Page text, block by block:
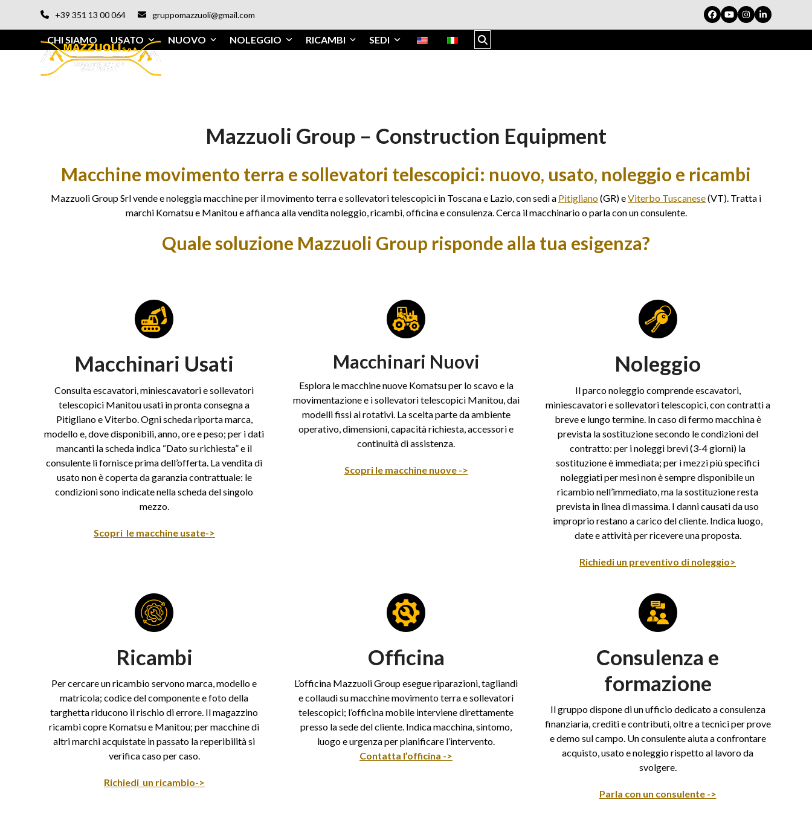
+39 351 13 00 064 gruppomazzuoli@gmail.com Facebook
YouTubeInstagram
LinkedIn
CHI SIAMO USATO NUOVO NOLEGGIO RICAMBI SEDI
Mazzuoli Group – Construction Equipment
Macchine movimento terra e sollevatori telescopici: nuovo, usato, noleggio e ricambi
Mazzuoli Group Srl vende e noleggia macchine per il movimento terra e sollevatori telescopici in Toscana e Lazio, con sedi a Pitigliano(GR) eViterbo Tuscanese(VT). Tratta i
marchi Komatsu e Manitou e affianca alla vendita noleggio, ricambi, officina e consulenza. Cerca il macchinario o parla con un consulente.
Quale soluzione Mazzuoli Group risponde alla tua esigenza?
Macchinari Usati
Consulta escavatori, miniescavatori e sollevatori
telescopici Manitou usati in pronta consegna a
Pitigliano e Viterbo. Ogni scheda riporta marca,
modello e, dove disponibili, anno, ore e peso; per i dati
mancanti la scheda indica “Dato su richiesta” e il
consulente li fornisce prima dell’offerta. La vendita di
usato non è coperta da garanzia contrattuale: le
condizioni sono indicate nella scheda del singolo
mezzo.
Scopri le macchine usate->
Macchinari Nuovi
Esplora le macchine nuove Komatsu per lo scavo e la
movimentazione e i sollevatori telescopici Manitou, dai
modelli fissi ai rotativi. La scelta parte da ambiente
operativo, dimensioni, capacità richiesta, accessori e
continuità di assistenza.
Scopri le macchine nuove ->
Noleggio
Il parco noleggio comprende escavatori,
miniescavatori e sollevatori telescopici, con contratti a
breve e lungo termine. In caso di fermo macchina è
prevista la sostituzione secondo le condizioni del
contratto: per i noleggi brevi (3-4 giorni) la
sostituzione è immediata; per i mezzi più specifici
noleggiati per mesi non è sempre disponibile un
ricambio nell’immediato, ma la sostituzione resta
prevista in linea di massima. I danni causati da uso
improprio restano a carico del cliente. Indica luogo,
date e attività per ricevere una proposta.
Richiedi un preventivo di noleggio>
Ricambi
Per cercare un ricambio servono marca, modello e
matricola; codice del componente e foto della
targhetta riducono il rischio di errore. Il magazzino
ricambi copre Komatsu e Manitou; per macchine di
altri marchi acquistate in passato la reperibilità si
verifica caso per caso.
Richiedi un ricambio->
Officina
L’officina Mazzuoli Group esegue riparazioni, tagliandi
e collaudi su macchine movimento terra e sollevatori
telescopici; l’officina mobile interviene direttamente
presso la sede del cliente. Indica macchina, sintomo,
luogo e urgenza per pianificare l’intervento.
Contatta l’officina ->
Consulenza e
formazione
Il gruppo dispone di un ufficio dedicato a consulenza
finanziaria, crediti e contributi, oltre a tecnici per prove
e demo sul campo. Un consulente aiuta a confrontare
acquisto, usato e noleggio rispetto al lavoro da
svolgere.
Parla con un consulente ->